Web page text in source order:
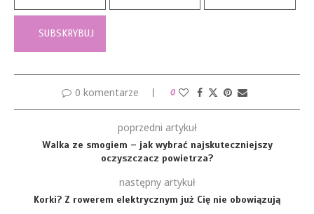
0 komentarze 0
poprzedni artykuł
Walka ze smogiem – jak wybrać najskuteczniejszy
oczyszczacz powietrza?
następny artykuł
Korki? Z rowerem elektrycznym już Cię nie obowiązują